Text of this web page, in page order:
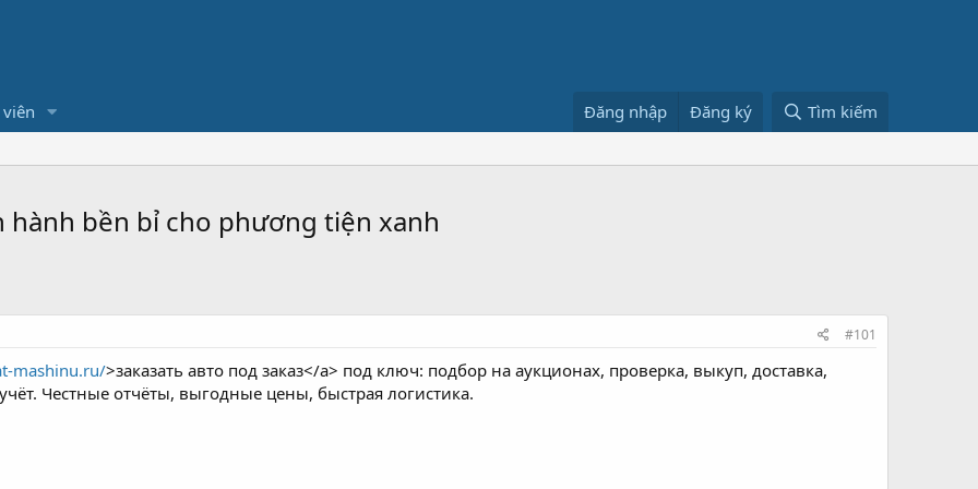
Đăng nhập Đăng ký Tìm kiếm
hành bền bỉ cho phương tiện xanh
#101
mashinu.ru/>заказать авто под заказ</a> под ключ: подбор на аукционах, проверка, выкуп, доставка,
Честные отчёты, выгодные цены, быстрая логистика.